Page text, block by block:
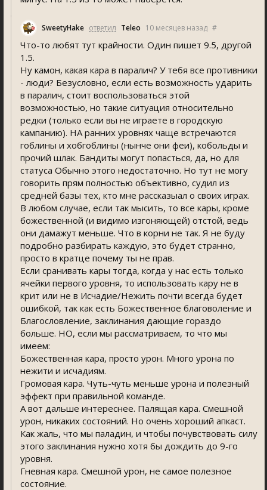
SweetyHake ответил Teleo 10 месяцев назад #
Что-то любят тут крайности. Один пишет 9.5, другой
1.5.
Ну камон, какая кара в паралич? У тебя все противники
- люди? Безусловно, если есть возможность ударить
в паралич, стоит воспользоваться этой
возможностью, но такие ситуация относительно
редки (только если вы не играете в городскую
кампанию). НА ранних уровнях чаще встречаются
гоблины и хобгоблины (нынче они феи), кобольды и
прочий шлак. Бандиты могут попасться, да, но для
статуса Обычно этого недостаточно. Но тут не могу
говорить прям полностью объективно, судил из
средней базы тех, кто мне рассказыал о своих играх.
В любом случае, если так мысить, то все кары, кроме
божественной (и видимо изгоняющей) отстой, ведь
они дамажут меньше. Что в корни не так. Я не буду
подробно разбирать каждую, это будет странно,
просто в кратце почему ты не прав.
Если сранивать кары тогда, когда у нас есть только
ячейки первого уровня, то использовать кару не в
крит или не в Исчадие/Нежить почти всегда будет
ошибкой, так как есть Божественное благоволение и
Благословление, заклинания дающие гораздо
больше. НО, если мы рассматриваем, то что мы
имеем:
Божественная кара, просто урон. Много урона по
нежити и исчадиям.
Громовая кара. Чуть-чуть меньше урона и полезный
эффект при правильной команде.
А вот дальше интереснее. Палящая кара. Смешной
урон, никаких состояний. Но очень хороший апкаст.
Как жаль, что мы паладин, и чтобы почувствовать силу
этого заклинания нужно хотя бы дождить до 9-го
уровня.
Гневная кара. Смешной урон, не самое полезное
состояние.